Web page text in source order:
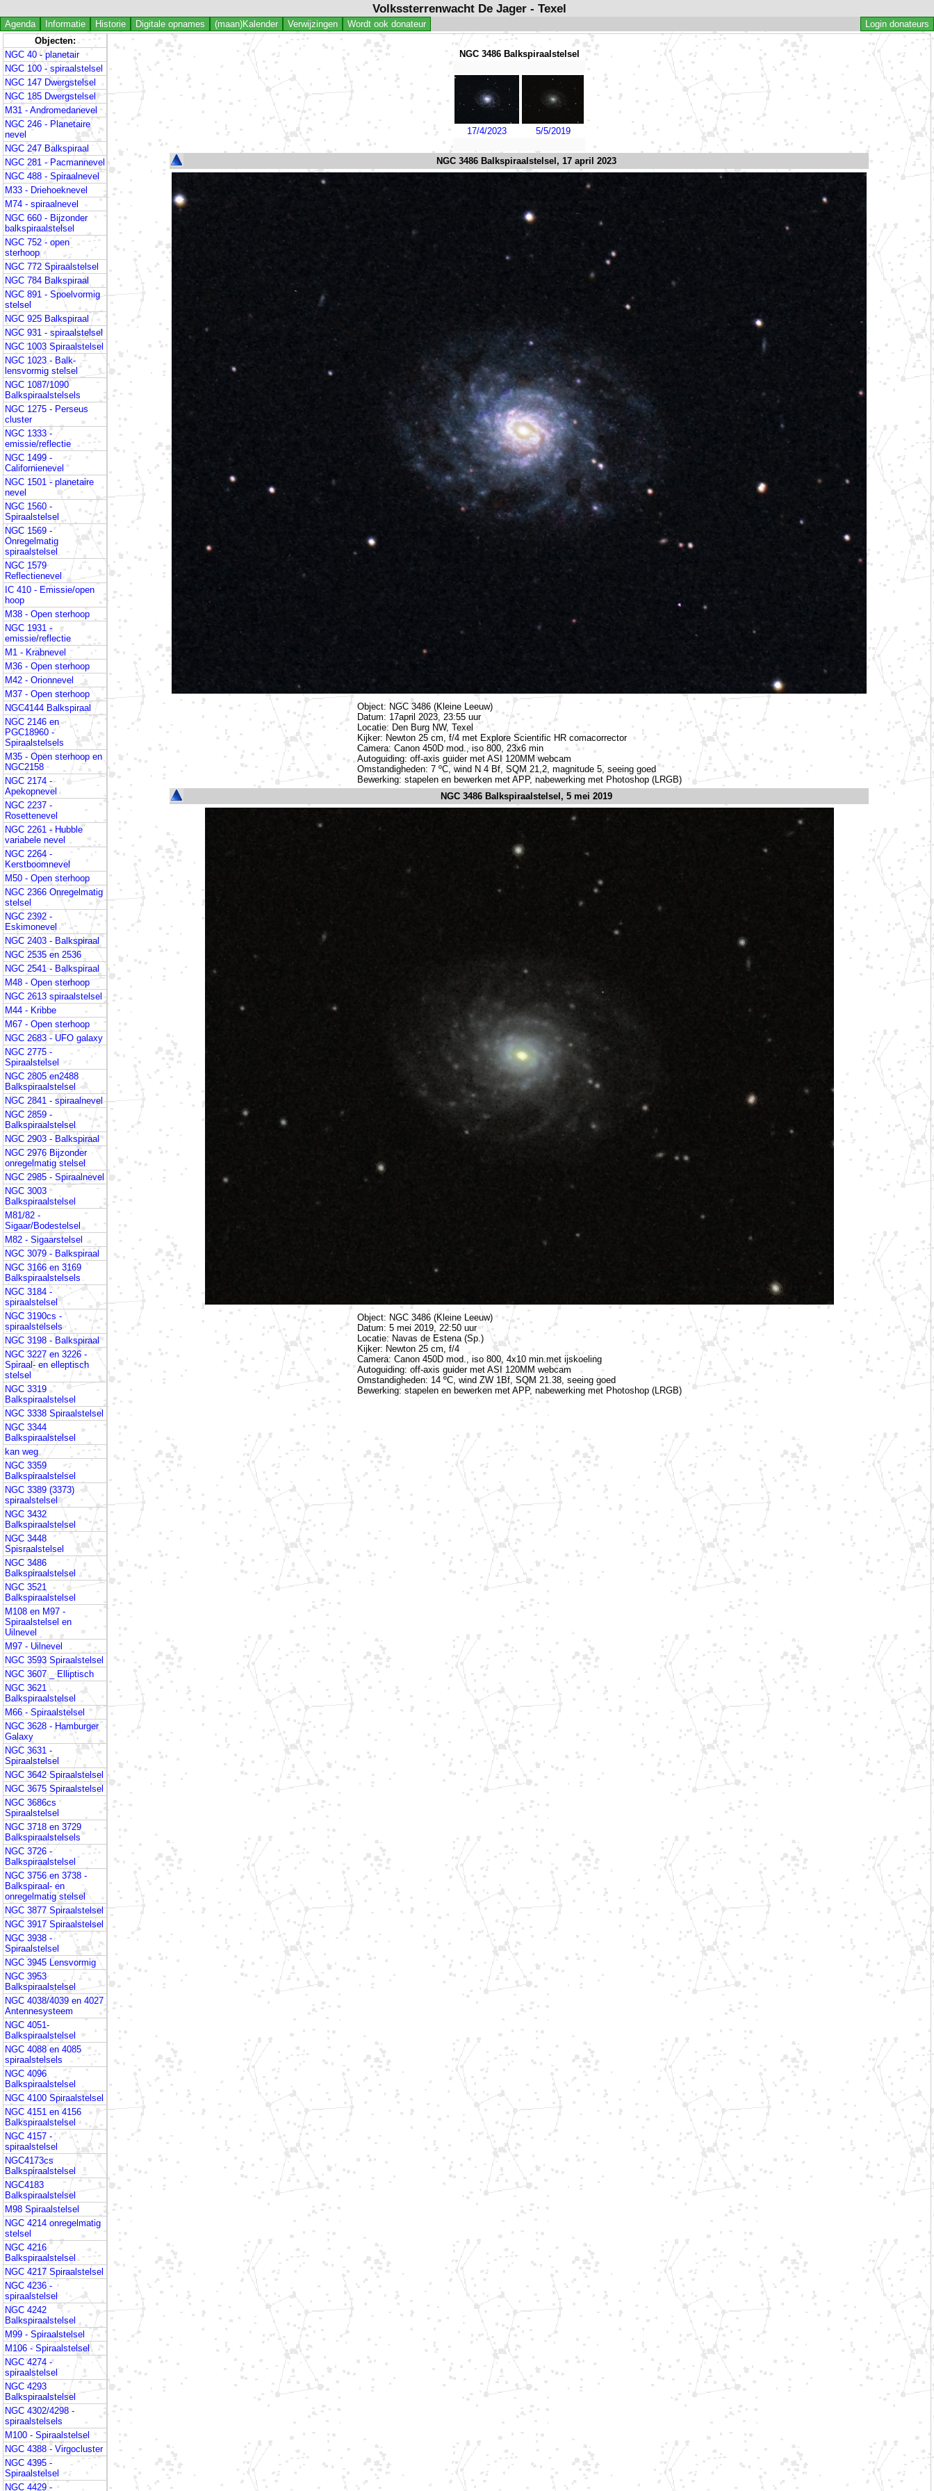
Volkssterrenwacht De Jager - Texel
Agenda Informatie Historie Digitale opnames (maan)Kalender Verwijzingen Wordt ook donateur
Login donateurs
Objecten:
NGC 40 - planetair
NGC 100 - spiraalstelsel
NGC 147 Dwergstelsel
NGC 185 Dwergstelsel
M31 - Andromedanevel
NGC 246 - Planetaire
nevel
NGC 247 Balkspiraal
NGC 281 - Pacmannevel
NGC 488 - Spiraalnevel
M33 - Driehoeknevel
M74 - spiraalnevel
NGC 660 - Bijzonder
balkspiraalstelsel
NGC 752 - open
sterhoop
NGC 772 Spiraalstelsel
NGC 784 Balkspiraal
NGC 891 - Spoelvormig
stelsel
NGC 925 Balkspiraal
NGC 931 - spiraalstelsel
NGC 1003 Spiraalstelsel
NGC 1023 - Balk-
lensvormig stelsel
NGC 1087/1090
Balkspiraalstelsels
NGC 1275 - Perseus
cluster
NGC 1333 -
emissie/reflectie
NGC 1499 -
Californienevel
NGC 1501 - planetaire
nevel
NGC 1560 -
Spiraalstelsel
NGC 1569 -
Onregelmatig
spiraalstelsel
NGC 1579
Reflectienevel
IC 410 - Emissie/open
hoop
M38 - Open sterhoop
NGC 1931 -
emissie/reflectie
M1 - Krabnevel
M36 - Open sterhoop
M42 - Orionnevel
M37 - Open sterhoop
NGC4144 Balkspiraal
NGC 2146 en
PGC18960 -
Spiraalstelsels
M35 - Open sterhoop en
NGC2158
NGC 2174 -
Apekopnevel
NGC 2237 -
Rosettenevel
NGC 2261 - Hubble
variabele nevel
NGC 2264 -
Kerstboomnevel
M50 - Open sterhoop
NGC 2366 Onregelmatig
stelsel
NGC 2392 -
Eskimonevel
NGC 2403 - Balkspiraal
NGC 2535 en 2536
NGC 2541 - Balkspiraal
M48 - Open sterhoop
NGC 2613 spiraalstelsel
M44 - Kribbe
M67 - Open sterhoop
NGC 2683 - UFO galaxy
NGC 2775 -
Spiraalstelsel
NGC 2805 en2488
Balkspiraalstelsel
NGC 2841 - spiraalnevel
NGC 2859 -
Balkspiraalstelsel
NGC 2903 - Balkspiraal
NGC 2976 Bijzonder
onregelmatig stelsel
NGC 2985 - Spiraalnevel
NGC 3003
Balkspiraalstelsel
M81/82 -
Sigaar/Bodestelsel
M82 - Sigaarstelsel
NGC 3079 - Balkspiraal
NGC 3166 en 3169
Balkspiraalstelsels
NGC 3184 -
spiraalstelsel
NGC 3190cs -
spiraalstelsels
NGC 3198 - Balkspiraal
NGC 3227 en 3226 -
Spiraal- en elleptisch
stelsel
NGC 3319
Balkspiraalstelsel
NGC 3338 Spiraalstelsel
NGC 3344
Balkspiraalstelsel
kan weg
NGC 3359
Balkspiraalstelsel
NGC 3389 (3373)
spiraalstelsel
NGC 3432
Balkspiraalstelsel
NGC 3448
Spisraalstelsel
NGC 3486
Balkspiraalstelsel
NGC 3521
Balkspiraalstelsel
M108 en M97 -
Spiraalstelsel en
Uilnevel
M97 - Uilnevel
NGC 3593 Spiraalstelsel
NGC 3607 _ Elliptisch
NGC 3621
Balkspiraalstelsel
M66 - Spiraalstelsel
NGC 3628 - Hamburger
Galaxy
NGC 3631 -
Spiraalstelsel
NGC 3642 Spiraalstelsel
NGC 3675 Spiraalstelsel
NGC 3686cs
Spiraalstelsel
NGC 3718 en 3729
Balkspiraalstelsels
NGC 3726 -
Balkspiraalstelsel
NGC 3756 en 3738 -
Balkspiraal- en
onregelmatig stelsel
NGC 3877 Spiraalstelsel
NGC 3917 Spiraalstelsel
NGC 3938 -
Spiraalstelsel
NGC 3945 Lensvormig
NGC 3953
Balkspiraalstelsel
NGC 4038/4039 en 4027
Antennesysteem
NGC 4051-
Balkspiraalstelsel
NGC 4088 en 4085
spiraalstelsels
NGC 4096
Balkspiraalstelsel
NGC 4100 Spiraalstelsel
NGC 4151 en 4156
Balkspiraalstelsel
NGC 4157 -
spiraalstelsel
NGC4173cs
Balkspiraalstelsel
NGC4183
Balkspiraalstelsel
M98 Spiraalstelsel
NGC 4214 onregelmatig
stelsel
NGC 4216
Balkspiraalstelsel
NGC 4217 Spiraalstelsel
NGC 4236 -
spiraalstelsel
NGC 4242
Balkspiraalstelsel
M99 - Spiraalstelsel
M106 - Spiraalstelsel
NGC 4274 -
spiraalstelsel
NGC 4293
Balkspiraalstelsel
NGC 4302/4298 -
spiraalstelsels
M100 - Spiraalstelsel
NGC 4388 - Virgocluster
NGC 4395 -
Spiraalstelsel
NGC 4429 -
NGC 3486 Balkspiraalstelsel
17/4/2023 5/5/2019
NGC 3486 Balkspiraalstelsel, 17 april 2023
Object: NGC 3486 (Kleine Leeuw)
Datum: 17april 2023, 23:55 uur
Locatie: Den Burg NW, Texel
Kijker: Newton 25 cm, f/4 met Explore Scientific HR comacorrector
Camera: Canon 450D mod., iso 800, 23x6 min
Autoguiding: off-axis guider met ASI 120MM webcam
Omstandigheden: 7 ºC, wind N 4 Bf, SQM 21,2, magnitude 5, seeing goed
Bewerking: stapelen en bewerken met APP, nabewerking met Photoshop (LRGB)
NGC 3486 Balkspiraalstelsel, 5 mei 2019
Object: NGC 3486 (Kleine Leeuw)
Datum: 5 mei 2019, 22:50 uur
Locatie: Navas de Estena (Sp.)
Kijker: Newton 25 cm, f/4
Camera: Canon 450D mod., iso 800, 4x10 min.met ijskoeling
Autoguiding: off-axis guider met ASI 120MM webcam
Omstandigheden: 14 ºC, wind ZW 1Bf, SQM 21.38, seeing goed
Bewerking: stapelen en bewerken met APP, nabewerking met Photoshop (LRGB)